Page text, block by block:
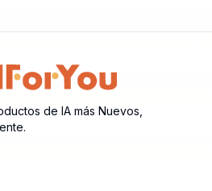
de IA más Nuevos,